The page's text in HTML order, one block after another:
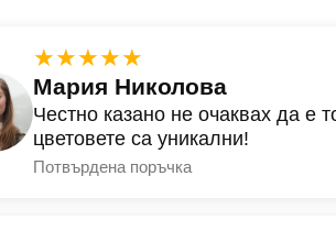
★★★★★
Мария Николова
Честно казано не очаквах да е
цветовете са уникални!
Потвърдена поръчка